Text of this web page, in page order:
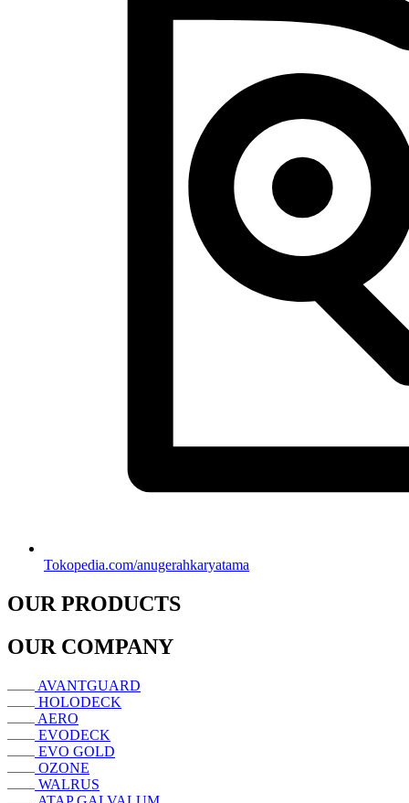
Tokopedia.com/anugerahkaryatama
OUR PRODUCTS
OUR COMPANY
AVANTGUARD
HOLODECK
AERO
EVODECK
EVO GOLD
OZONE
WALRUS